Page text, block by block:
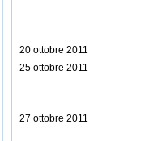
20 ottobre 2011
25 ottobre 2011
27 ottobre 2011